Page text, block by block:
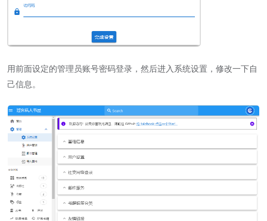
用前面设定的管理员账号密码登录，然后进入系统设置，修改一下自
己信息。